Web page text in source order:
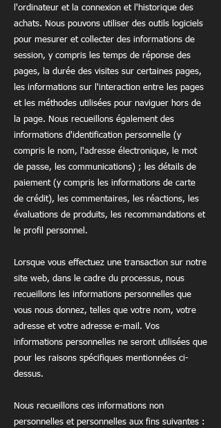
l'ordinateur et la connexion et l'historique des
achats. Nous pouvons utiliser des outils logiciels
pour mesurer et collecter des informations de
session, y compris les temps de réponse des
pages, la durée des visites sur certaines pages,
les informations sur l'interaction entre les pages
et les méthodes utilisées pour naviguer hors de
la page. Nous recueillons également des
informations d'identification personnelle (y
compris le nom, l'adresse électronique, le mot
de passe, les communications) ; les détails de
paiement (y compris les informations de carte
de crédit), les commentaires, les réactions, les
évaluations de produits, les recommandations et
le profil personnel.
Lorsque vous effectuez une transaction sur notre
site web, dans le cadre du processus, nous
recueillons les informations personnelles que
vous nous donnez, telles que votre nom, votre
adresse et votre adresse e-mail. Vos
informations personnelles ne seront utilisées que
pour les raisons spécifiques mentionnées ci-
dessus.
Nous recueillons ces informations non
personnelles et personnelles aux fins suivantes :